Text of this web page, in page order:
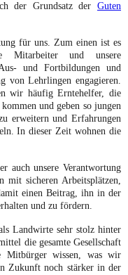
der Grundsatz der Guten
für uns. Zum einen ist es
Mitarbeiter und unsere
und Fortbildungen und
von Lehrlingen engagieren.
wir häufig Erntehelfer, die
und geben so jungen
erweitern und Erfahrungen
In dieser Zeit wohnen die
auch unsere Verantwortung
mit sicheren Arbeitsplätzen,
einen Beitrag, ihn in der
und zu fördern.
Landwirte sehr stolz hinter
die gesamte Gesellschaft
Mitbürger wissen, was wir
Zukunft noch stärker in der